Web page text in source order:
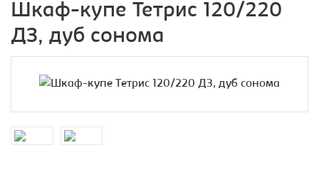
Шкаф-купе Тетрис 120/220
ДЗ, дуб сонома